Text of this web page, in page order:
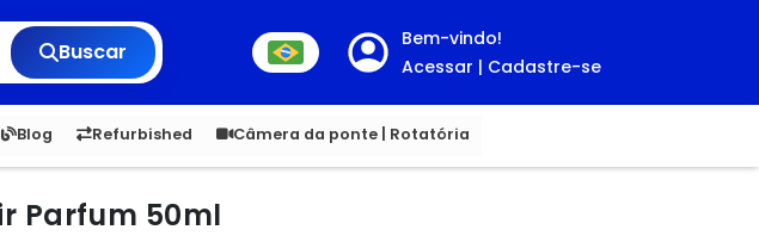
Buscar
Bem-vindo!
Acessar | Cadastre-se
Blog Refurbished Câmera da ponte | Rotatória
6,050 5.20 1,900 1.00
Parfum 50ml